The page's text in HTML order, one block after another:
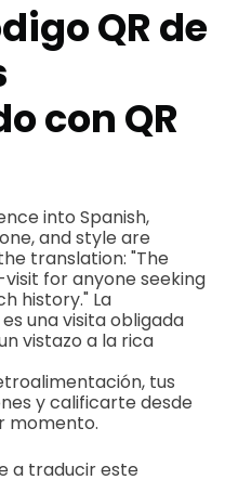
QR de
con QR
into Spanish,
and style are
translation: "The
for anyone seeking
history." La
una visita obligada
vistazo a la rica
tus
y calificarte desde
momento.
a traducir este